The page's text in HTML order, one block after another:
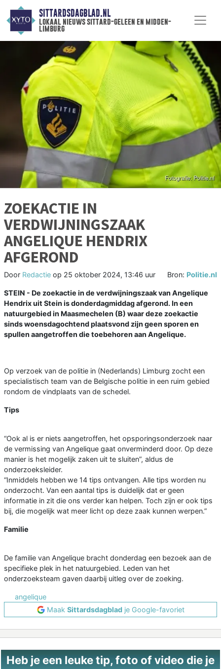
SITTARDSDAGBLAD.NL
lokaal nieuws sittard-geleen en midden-
limburg
ZOEKACTIE IN
VERDWIJNINGSZAAK
ANGELIQUE HENDRIX
AFGEROND
Door Redactie op 25 oktober 2024, 13:46 uur Bron: Politie.nl
STEIN - De zoekactie in de verdwijningszaak van Angelique
Hendrix uit Stein is donderdagmiddag afgerond. In een
natuurgebied in Maasmechelen (B) waar deze zoekactie
sinds woensdagochtend plaatsvond zijn geen sporen en
spullen aangetroffen die toebehoren aan Angelique.
Op verzoek van de politie in (Nederlands) Limburg zocht een
specialistisch team van de Belgische politie in een ruim gebied
rondom de vindplaats van de schedel.
Tips
“Ook al is er niets aangetroffen, het opsporingsonderzoek naar
de vermissing van Angelique gaat onverminderd door. Op deze
manier is het mogelijk zaken uit te sluiten”, aldus de
onderzoeksleider.
“Inmiddels hebben we 14 tips ontvangen. Alle tips worden nu
onderzocht. Van een aantal tips is duidelijk dat er geen
informatie in zit die ons verder kan helpen. Toch zijn er ook tips
bij, die mogelijk wat meer licht op deze zaak kunnen werpen.”
Familie
De familie van Angelique bracht donderdag een bezoek aan de
specifieke plek in het natuurgebied. Leden van het
onderzoeksteam gaven daarbij uitleg over de zoeking.
angelique
Maak Sittardsdagbladje Google-favoriet
Heb je een leuke tip, foto of video die je